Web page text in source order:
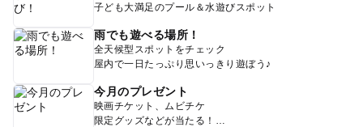
子ども大満足のプール＆水遊びスポット
雨でも遊べる場所！
全天候型スポットをチェック
屋内で一日たっぷり思いっきり遊ぼう♪
今月のプレゼント
映画チケット、ムビチケ
限定グッズなどが当たる！